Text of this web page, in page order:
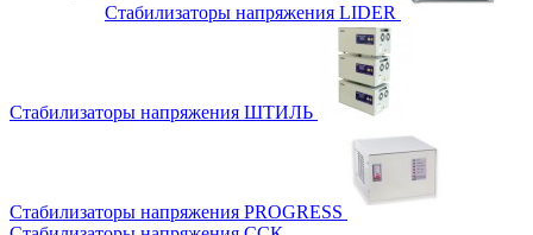
Стабилизаторы напряжения LIDER
Стабилизаторы напряжения ШТИЛЬ
Стабилизаторы напряжения PROGRESS